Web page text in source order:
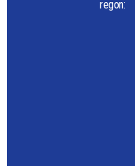
regon: